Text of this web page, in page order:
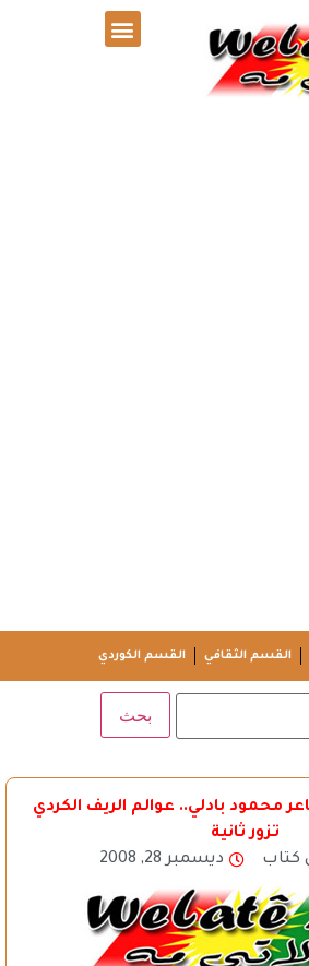
القسم الثقافي القسم الكوردي
محمود بادلي.. عوالم الريف الكردي
تزور ثانية
كتاب
ديسمبر 28, 2008